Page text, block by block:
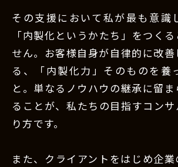
その支援において私が最も意識
「内製化というかたち」をつく
せん。お客様自身が自律的に改
る、「内製化力」そのものを養
と。単なるノウハウの継承に留
ることが、私たちの目指すコン
り方です。
また、クライアントをはじめ企